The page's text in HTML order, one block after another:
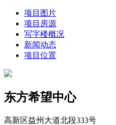
项目图片
项目房源
写字楼概况
新闻动态
项目位置
东方希望中心
高新区益州大道北段333号